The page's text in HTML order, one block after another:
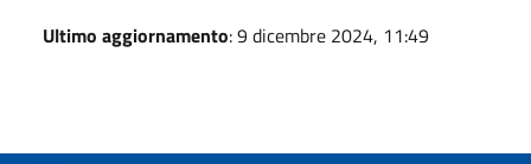
Ultimo aggiornamento: 9 dicembre 2024, 11:49